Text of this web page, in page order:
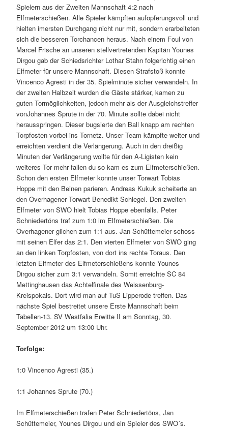
Spielern aus der Zweiten Mannschaft 4:2 nach
Elfmeterschießen. Alle Spieler kämpften aufopferungsvoll und
hielten imersten Durchgang nicht nur mit, sondern erarbeiteten
sich die besseren Torchancen heraus. Nach einem Foul von
Marcel Frische an unseren stellvertretenden Kapitän Younes
Dirgou gab der Schiedsrichter Lothar Stahn folgerichtig einen
Elfmeter für unsere Mannschaft. Diesen Strafstoß konnte
Vincenco Agresti in der 35. Spielminute sicher verwandeln. In
der zweiten Halbzeit wurden die Gäste stärker, kamen zu
guten Tormöglichkeiten, jedoch mehr als der Ausgleichstreffer
vonJohannes Sprute in der 70. Minute sollte dabei nicht
herausspringen. Dieser bugsierte den Ball knapp am rechten
Torpfosten vorbei ins Tornetz. Unser Team kämpfte weiter und
erreichten verdient die Verlängerung. Auch in den dreißig
Minuten der Verlängerung wollte für den A-Ligisten kein
weiteres Tor mehr fallen du so kam es zum Elfmeterschießen.
Schon den ersten Elfmeter konnte unser Torwart Tobias
Hoppe mit den Beinen parieren. Andreas Kukuk scheiterte an
den Overhagener Torwart Benedikt Schlegel. Den zweiten
Elfmeter von SWO hielt Tobias Hoppe ebenfalls. Peter
Schniedertöns traf zum 1:0 im Elfmeterschießen. Die
Overhagener glichen zum 1:1 aus. Jan Schüttemeier schoss
mit seinen Elfer das 2:1. Den vierten Elfmeter von SWO ging
an den linken Torpfosten, von dort ins rechte Toraus. Den
letzten Elfmeter des Elfmeterschießens konnte Younes
Dirgou sicher zum 3:1 verwandeln. Somit erreichte SC 84
Mettinghausen das Achtelfinale des Weissenburg-
Kreispokals. Dort wird man auf TuS Lipperode treffen. Das
nächste Spiel bestreitet unsere Erste Mannschaft beim
Tabellen-13. SV Westfalia Erwitte II am Sonntag, 30.
September 2012 um 13:00 Uhr.
Torfolge:
1:0 Vincenco Agresti (35.)
1:1 Johannes Sprute (70.)
Im Elfmeterschießen trafen Peter Schniedertöns, Jan
Schüttemeier, Younes Dirgou und ein Spieler des SWO´s.